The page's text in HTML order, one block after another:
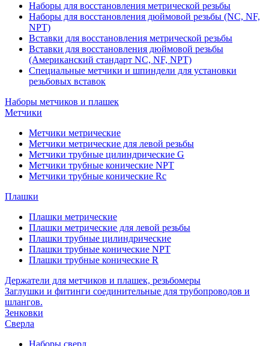
Наборы для восстановления метрической резьбы
Наборы для восстановления дюймовой резьбы (NC, NF,
NPT)
Вставки для восстановления метрической резьбы
Вставки для восстановления дюймовой резьбы
(Американский стандарт NC, NF, NPT)
Специальные метчики и шпиндели для установки
резьбовых вставок
Наборы метчиков и плашек
Метчики
Метчики метрические
Метчики метрические для левой резьбы
Метчики трубные цилиндрические G
Метчики трубные конические NPT
Метчики трубные конические Rc
Плашки
Плашки метрические
Плашки метрические для левой резьбы
Плашки трубные цилиндрические
Плашки трубные конические NPT
Плашки трубные конические R
Держатели для метчиков и плашек, резьбомеры
Заглушки и фитинги соединительные для трубопроводов и
шлангов.
Зенковки
Сверла